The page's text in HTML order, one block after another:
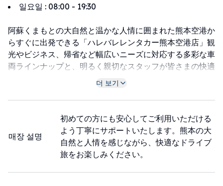
일요일 : 08:00 - 19:30
阿蘇くまもとの大自然と温かな人情に囲まれた熊本空港か
らすぐに出発できる「ハレバレレンタカー熊本空港店」観
光やビジネス、帰省など幅広いニーズに対応する多彩な車
両ラインナップと、明るく親切なスタッフが皆さまの快適
なドライブ旅をサポートします
surrounded by the stunning nature of Aso and the
warm hospitality of Kumamoto, “Harebare Rent-a-
Car Kumamoto Airport Store” offers a diverse fleet of
vehicles to meet various needs—from sightseeing and
business to returning home. Our friendly and helpful
staff are here to support your comfortable and
enjoyable driving journey.
더 보기
매장 설명
初めての方にも安心してご利用いただける
よう丁寧にサポートいたします。熊本の大
自然と人情を感じながら、快適なドライブ
旅をお楽しみください。